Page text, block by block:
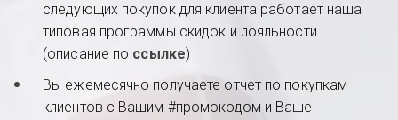
следующих покупок для клиента работает наша
типовая программы скидок и лояльности
(описание по ссылке)
Вы ежемесячно получаете отчет по покупкам
клиентов с Вашим #промокодом и Ваше